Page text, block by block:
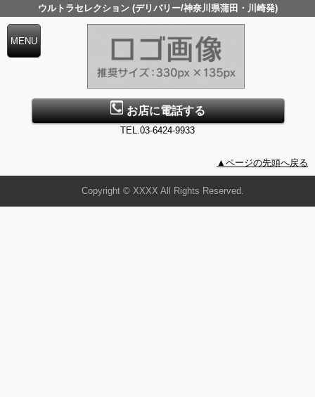
ウルトラセレクション (デリバリー/神奈川県蒲田・川崎発)
お店に電話する
TEL.03-6424-9933
▲ページの先頭へ戻る
Copyright © XXXX All Rights Reserved.